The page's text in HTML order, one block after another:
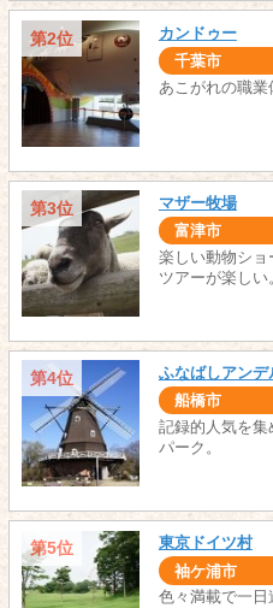
第2位 カンドゥー
千葉市
あこがれの職業
第3位 マザー牧場
富津市
楽しい動物ショ
ツアーが楽しい
第4位 ふなばしアンデ
船橋市
記録的人気を集
パーク。
第5位 東京ドイツ村
袖ケ浦市
色々満載で一